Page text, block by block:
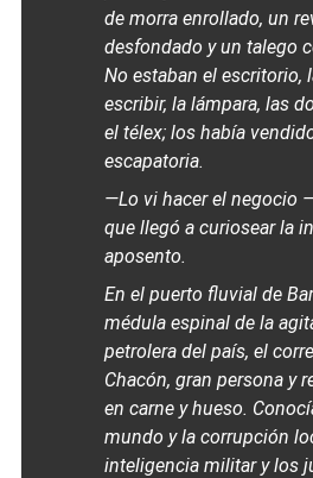
de morra enrollado, un
desfondado y un talego
No estaban el escritorio,
escribir, la lámpara, las
el télex; los había
escapatoria.
—Lo vi hacer el negocio
que llegó a curiosear la
aposento.
En el puerto fluvial de
médula espinal de la
petrolera del país, el
Chacón, gran persona y
en carne y hueso.
mundo y la corrupción
inteligencia militar y los